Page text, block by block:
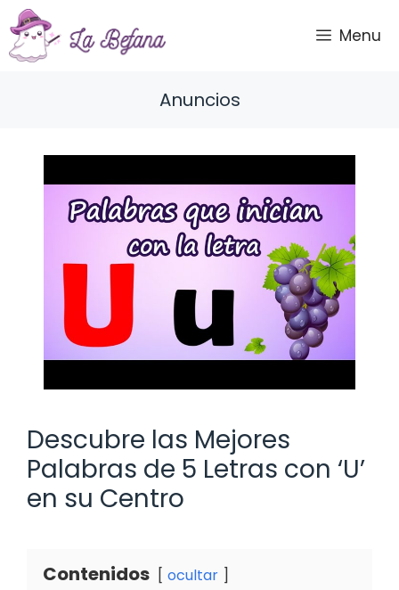
Saltar
al
contenido
Menu
Anuncios
Descubre las Mejores
Palabras de 5 Letras con ‘U’
en su Centro
Contenidos ocultar